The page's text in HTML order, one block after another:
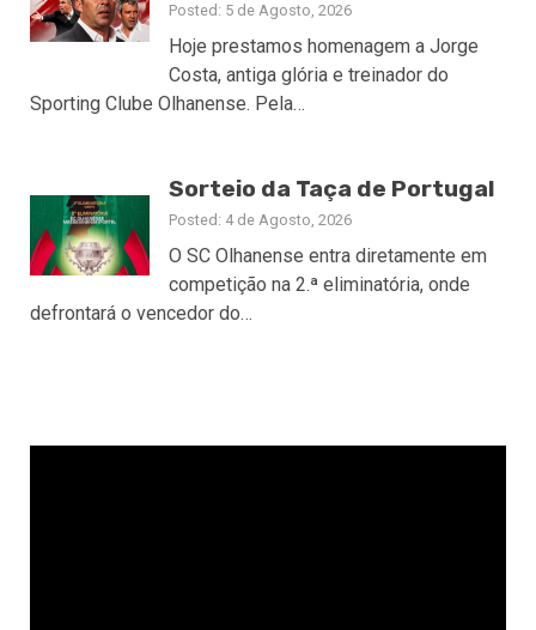
Posted: 5 de Agosto, 2026
Hoje prestamos homenagem a Jorge
Costa, antiga glória e treinador do
Sporting Clube Olhanense. Pela…
Sorteio da Taça de Portugal
Posted: 4 de Agosto, 2026
O SC Olhanense entra diretamente em
competição na 2.ª eliminatória, onde
defrontará o vencedor do…